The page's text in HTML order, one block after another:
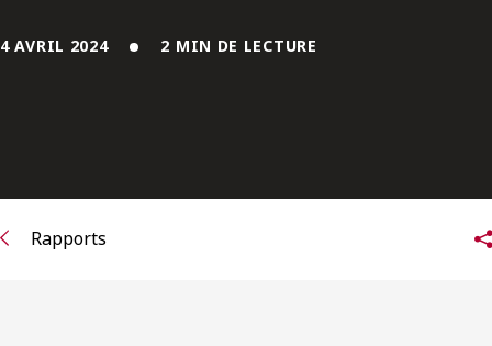
S’abonner
4 AVRIL 2024 2 MIN DE LECTURE
Rapports